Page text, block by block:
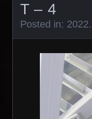
T – 4
Posted in: 2022.